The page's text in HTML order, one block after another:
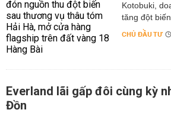
Kotobuki,
tăng đột
CHỦ ĐẦU TƯ
Everland lãi gấp đôi cùng kỳ
Đồn